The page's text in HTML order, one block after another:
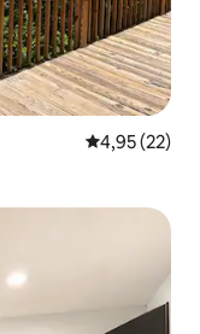
Gemiddelde
4,95 (22)